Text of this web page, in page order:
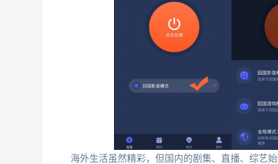
海外生活虽然精彩，但国内的剧集、直播、综艺